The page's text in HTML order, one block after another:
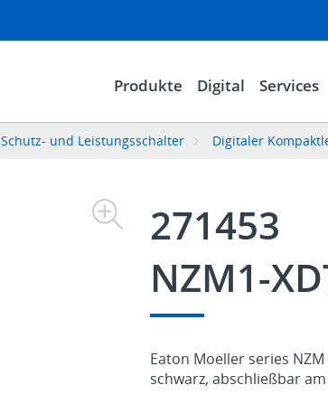
Produkte Digital Services
Schutz- und Leistungsschalter Digitaler
271453
NZM1-
Eaton Moeller series
schwarz, abschließbar